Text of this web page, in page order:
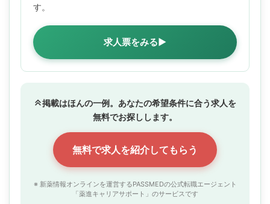
す。
求人票をみる▶
掲載はほんの一例。あなたの希望条件に合う求人を
無料でお探しします。
無料で求人を紹介してもらう
※ 新薬情報オンラインを運営するPASSMEDの公式転職エージェント
「薬進キャリアサポート」のサービスです